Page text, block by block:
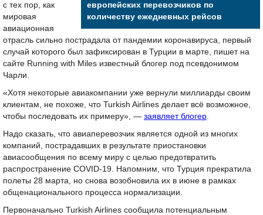
европейских перевозчиков по
количеству ежедневных рейсов
с тех пор, как
мировая
авиационная
отрасль сильно пострадала от пандемии коронавируса, первый
случай которого был зафиксирован в Турции в марте, пишет на
сайте Running with Miles известный блогер под псевдонимом
Чарли.
«Хотя некоторые авиакомпании уже вернули миллиарды своим
клиентам, не похоже, что Turkish Airlines делает всё возможное,
чтобы последовать их примеру», — заявляет блогер.
Надо сказать, что авиаперевозчик является одной из многих
компаний, пострадавших в результате приостановки
авиасообщения по всему миру с целью предотвратить
распространение COVID-19. Напомним, что Турция прекратила
полеты 28 марта, но снова возобновила их в июне в рамках
общенационального процесса нормализации.
Первоначально Turkish Airlines сообщила потенциальным